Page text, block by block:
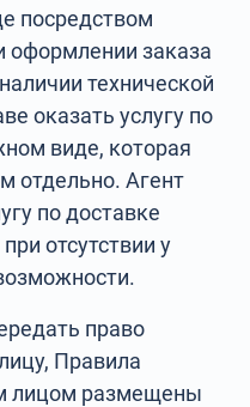
посредством
оформлении заказа
технической
оказать услугу по
виде, которая
отдельно. Агент
по доставке
отсутствии у
право
Правила
лицом размещены